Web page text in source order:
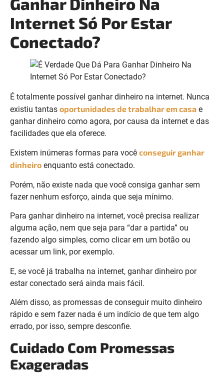
Internet Só Por Estar
Conectado?
É totalmente possível ganhar dinheiro na internet. Nunca
existiu tantas oportunidades de trabalhar em casa e
ganhar dinheiro como agora, por causa da internet e das
facilidades que ela oferece.
Existem inúmeras formas para você conseguir ganhar
dinheiro enquanto está conectado.
Porém, não existe nada que você consiga ganhar sem
fazer nenhum esforço, ainda que seja mínimo.
Para ganhar dinheiro na internet, você precisa realizar
alguma ação, nem que seja para “dar a partida” ou
fazendo algo simples, como clicar em um botão ou
acessar um link, por exemplo.
E, se você já trabalha na internet, ganhar dinheiro por
estar conectado será ainda mais fácil.
Além disso, as promessas de conseguir muito dinheiro
rápido e sem fazer nada é um indício de que tem algo
errado, por isso, sempre desconfie.
Cuidado Com Promessas
Exageradas